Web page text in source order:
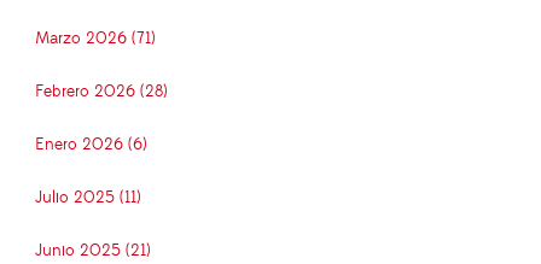
Marzo 2026 (71)
Febrero 2026 (28)
Enero 2026 (6)
Julio 2025 (11)
Junio 2025 (21)